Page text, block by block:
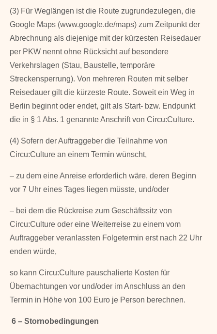
(3) Für Weglängen ist die Route zugrundezulegen, die
Google Maps (www.google.de/maps) zum Zeitpunkt der
Abrechnung als diejenige mit der kürzesten Reisedauer
per PKW nennt ohne Rücksicht auf besondere
Verkehrslagen (Stau, Baustel­le, temporäre
Streckensperrung). Von mehreren Routen mit selber
Reisedauer gilt die kürzeste Route. Soweit ein Weg in
Berlin beginnt oder endet, gilt als Start- bzw. End­punkt
die in § 1 Abs. 1 genannte Anschrift von Circu:Culture.
(4) Sofern der Auftraggeber die Teilnahme von
Circu:Culture an einem Termin wünscht,
– zu dem eine Anreise erforderlich wäre, deren Beginn
vor 7 Uhr eines Tages liegen müsste, und/oder
– bei dem die Rückreise zum Geschäftssitz von
Circu:Culture oder eine Weiterreise zu einem vom
Auftraggeber veranlassten Folgetermin erst nach 22 Uhr
enden würde,
so kann Circu:Culture pauschalierte Kosten für
Übernachtungen vor und/oder im Anschluss an den
Termin in Höhe von 100 Euro je Person berechnen.
6 – Stornobedingungen